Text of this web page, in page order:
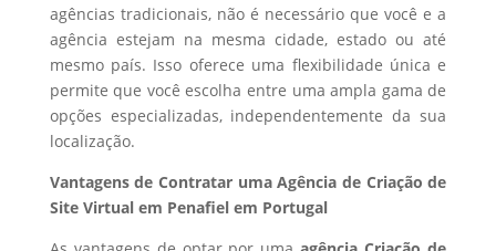
agências tradicionais, não é necessário que você e a
agência estejam na mesma cidade, estado ou até
mesmo país. Isso oferece uma flexibilidade única e
permite que você escolha entre uma ampla gama de
opções especializadas, independentemente da sua
localização.
Vantagens de Contratar uma Agência de Criação de
Site Virtual em Penafiel em Portugal